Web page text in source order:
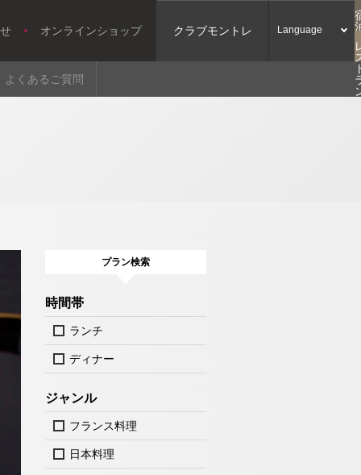
オンラインショップ クラブモントレ Language
よくあるご質問
プラン検索
時間帯
ランチ
ディナー
ジャンル
フランス料理
日本料理